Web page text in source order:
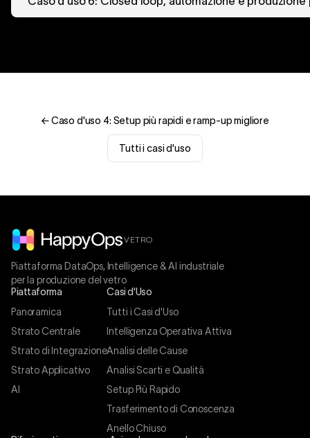
← Caso d'uso 4: Setup più rapidi e ramp-up migliore
Tutti i casi d'uso
VETRO
Piattaforma DataOps, Intelligence & AI industriale
per la produzione del vetro
Piattaforma
Panoramica
Strato Centrale
Strato di Integrazione
Strato Applicativo
AI
Casi d'Uso
Tutti i Casi d'Uso
Intelligenza Operativa Attiva
Analisi delle Cause
Analisi Scarti e Qualità
Setup Più Rapido
Trasferimento di Conoscenza
Anello Chiuso